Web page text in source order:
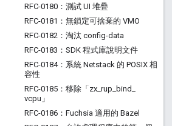
RFC-0180：測試 UI 堆疊
RFC-0181：無鎖定可捨棄的 VMO
RFC-0182：淘汰 config-data
RFC-0183：SDK 程式庫說明文件
RFC-0184：系統 Netstack 的 POSIX 相
容性
RFC-0185：移除「zx rup bind
vcpu」
RFC-0186：Fuchsia 適用的 Bazel